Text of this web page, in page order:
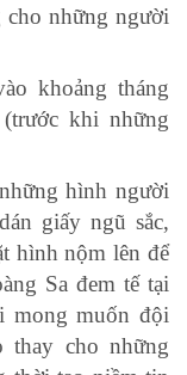
cho những người
khoảng tháng
khi những
hình người
giấy ngũ sắc,
hình nộm lên để
Sa đem tế tại
mong muốn đội
cho những